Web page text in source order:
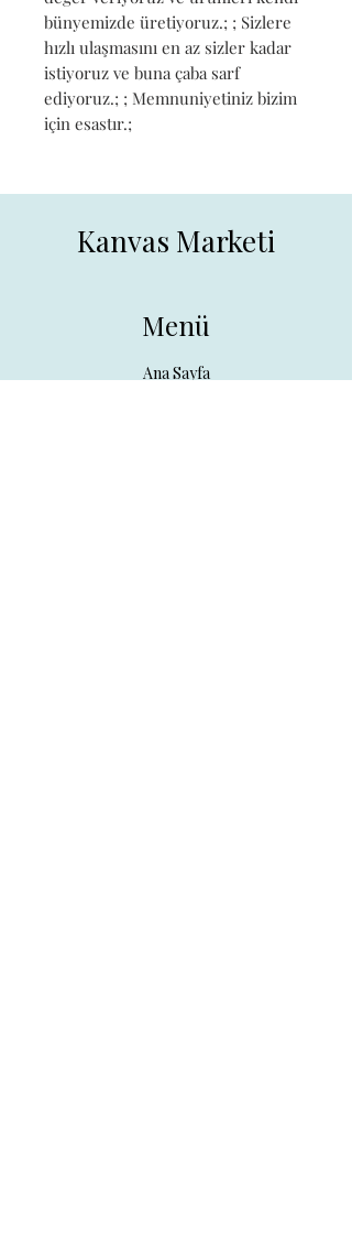
bünyemizde üretiyoruz.; ; Sizlere
hızlı ulaşmasını en az sizler kadar
istiyoruz ve buna çaba sarf
ediyoruz.; ; Memnuniyetiniz bizim
için esastır.;
Kanvas Marketi
Menü
Ana Sayfa